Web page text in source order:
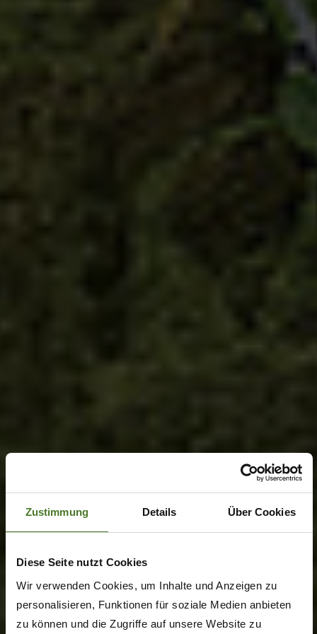
Zustimmung Details Über Cookies
Diese Seite nutzt Cookies
Wir verwenden Cookies, um Inhalte und Anzeigen zu
personalisieren, Funktionen für soziale Medien anbieten
zu können und die Zugriffe auf unsere Website zu